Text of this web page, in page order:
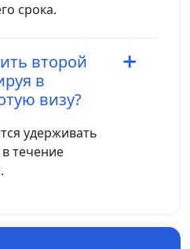
срока.
второй
в
визу?
удерживать
в течение